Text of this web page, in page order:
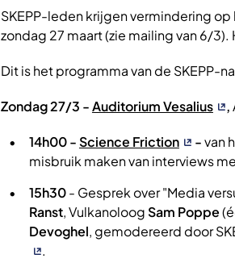
SKEPP-leden krijgen vermindering
zondag 27 maart (zie mailing van 6/
Dit is het programma van de SKEPP-
Zondag 27/3 -Auditorium Vesalius ,
14h00 - Science Friction -van
misbruik maken van interviews
15h30- Gesprek over "Media
Ranst, Vulkanoloog Sam Poppe
Devoghel, gemodereerd door
.